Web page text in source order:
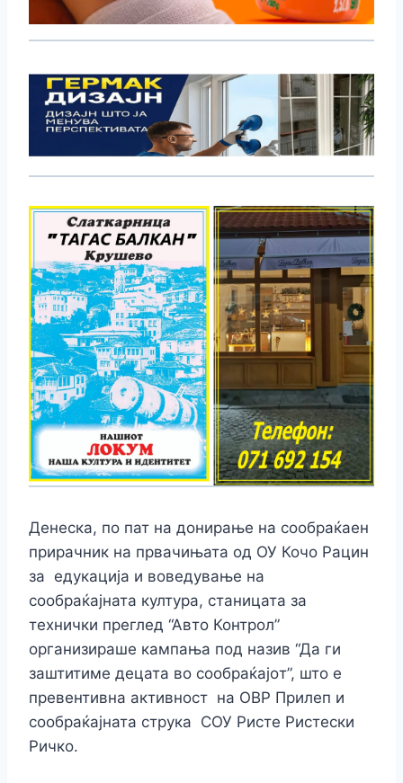
Денеска, по пат на донирање на сообраќаен
прирачник на првачињата од ОУ Кочо Рацин
за едукација и воведување на
сообраќајната култура, станицата за
технички преглед “Авто Контрол”
организираше кампања под назив “Да ги
заштитиме децата во сообрaќајoт”, што е
превентивна активност на ОВР Прилеп и
сообраќајната струка СОУ Ристе Ристески
Ричко.